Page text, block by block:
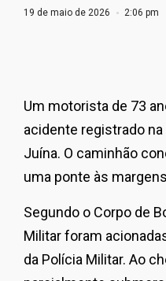
19 de maio de 2026 2:06 pm
Um motorista de 73
acidente registrado
Juína. O caminhão
uma ponte às
Segundo o Corpo de
Militar foram
da Polícia Militar. Ao